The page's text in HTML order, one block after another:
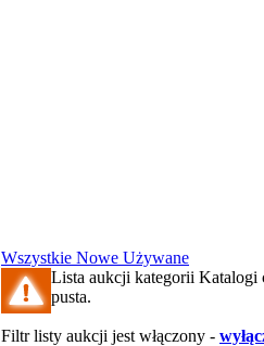
Wszystkie Nowe Używane
Lista aukcji kategorii Katalogi
pusta.
Filtr listy aukcji jest włączony -